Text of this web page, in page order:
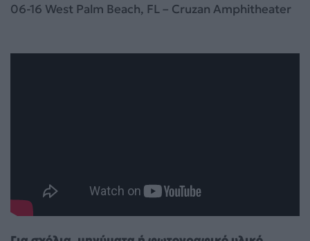
06-16 West Palm Beach, FL – Cruzan Amphitheater